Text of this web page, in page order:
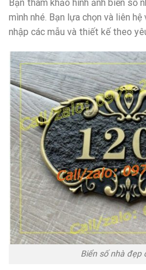
Bạn tham khảo hình ảnh biển số
mình nhé. Bạn lựa chọn và liên
nhập các mẫu và thiết kế theo
Biển số nhà đẹp